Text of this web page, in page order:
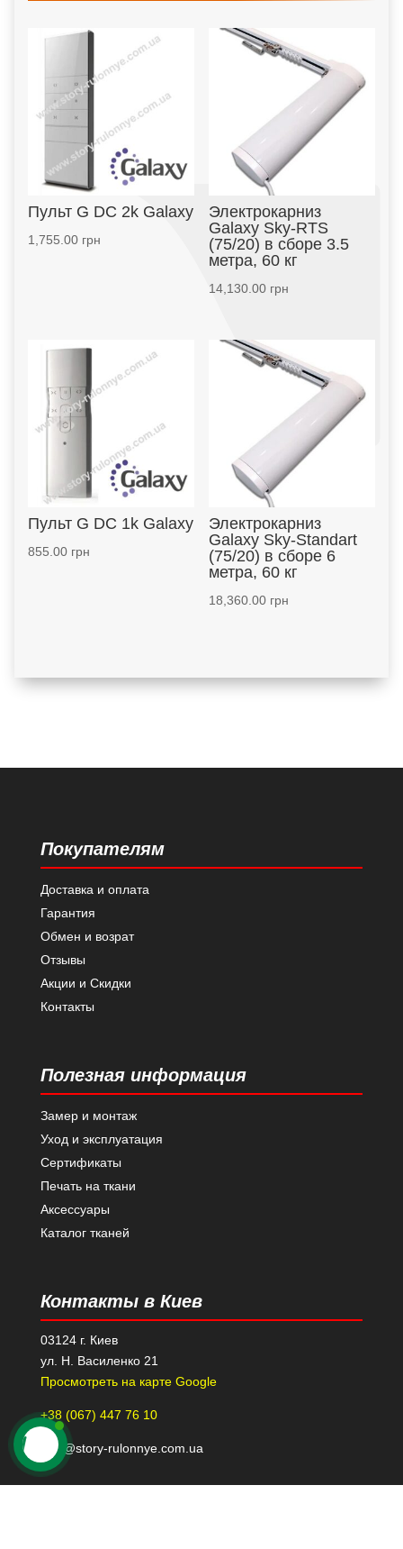
Пульт G DC 2k Galaxy
1,755.00грн
Электрокарниз
Galaxy Sky-RTS
(75/20) в сборе 3.5
метра, 60 кг
14,130.00грн
Пульт G DC 1k Galaxy
855.00грн
Электрокарниз
Galaxy Sky-Standart
(75/20) в сборе 6
метра, 60 кг
18,360.00грн
Покупателям
Доставка и оплата
Гарантия
Обмен и возрат
Отзывы
Акции и Скидки
Контакты
Полезная информация
Замер и монтаж
Уход и эксплуатация
Сертификаты
Печать на ткани
Аксессуары
Каталог тканей
Контакты в Киев
03124 г. Киев
ул. Н. Василенко 21
Просмотреть на карте Google
+38 (067) 447 76 10
kiev@story-rulonnye.com.ua